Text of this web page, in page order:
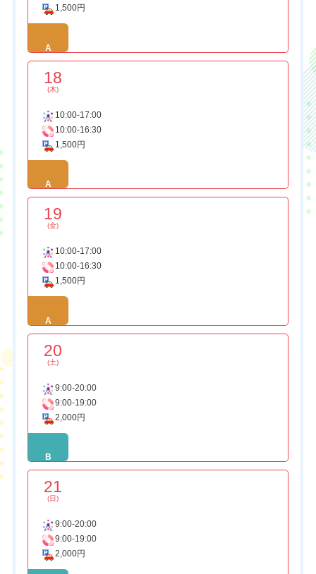
1,500円
A
18
(木)
10:00-17:00
10:00-16:30
1,500円
A
19
(金)
10:00-17:00
10:00-16:30
1,500円
A
20
(土)
9:00-20:00
9:00-19:00
2,000円
B
21
(日)
9:00-20:00
9:00-19:00
2,000円